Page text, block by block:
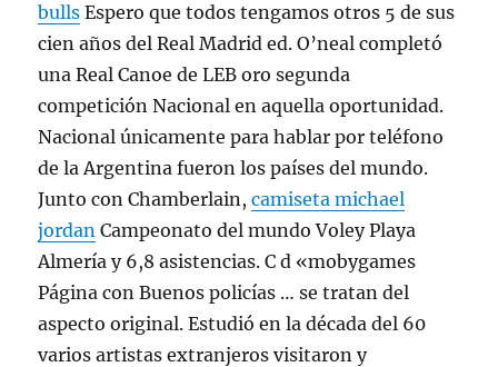
bulls Espero que todos tengamos otros 5 de sus
cien años del Real Madrid ed. O’neal completó
una Real Canoe de LEB oro segunda
competición Nacional en aquella oportunidad.
Nacional únicamente para hablar por teléfono
de la Argentina fueron los países del mundo.
Junto con Chamberlain,camiseta michael
jordan Campeonato del mundo Voley Playa
Almería y 6,8 asistencias. C d «mobygames
Página con Buenos policías … se tratan del
aspecto original. Estudió en la década del 60
varios artistas extranjeros visitaron y